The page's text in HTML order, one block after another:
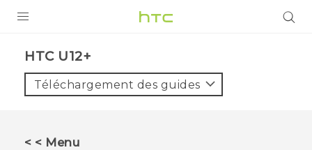
VIVE
HTC U12+‎
Téléchargement des guides
< < Menu